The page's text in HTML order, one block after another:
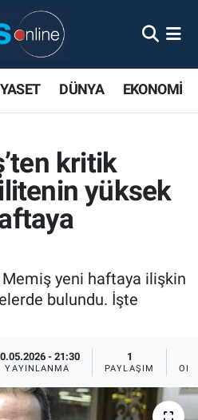
DÜNYA EKONOMİ
kritik
yüksek
yeni haftaya ilişkin
bulundu. İşte
- 21:30
YAYINLANMA
1
PAYLAŞIM